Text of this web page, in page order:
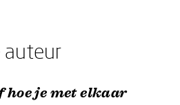
auteur
hoe je met elkaar